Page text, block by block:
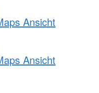
Ansicht
Ansicht